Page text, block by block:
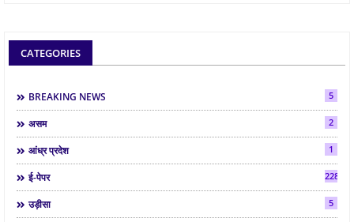
CATEGORIES
BREAKING NEWS 5
असम 2
आंध्र प्रदेश 1
ई-पेपर 2286
उड़ीसा 5